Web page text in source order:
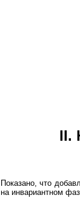
II.
Показано, что
на инвариантном